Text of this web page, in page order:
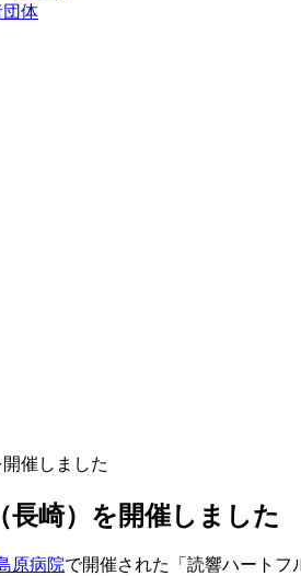
体
催しました
崎）を開催しました
原病院で開催された「読響ハート